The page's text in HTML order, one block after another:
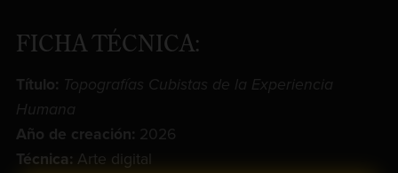
FICHA TÉCNICA:
Título: Topografías Cubistas de la Experiencia
Humana
Año de creación: 2026
Técnica: Arte digital